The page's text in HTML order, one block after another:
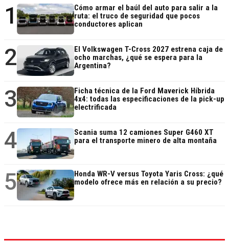
1
Cómo armar el baúl del auto para salir a la
ruta: el truco de seguridad que pocos
conductores aplican
2
El Volkswagen T-Cross 2027 estrena caja de
ocho marchas, ¿qué se espera para la
Argentina?
3
Ficha técnica de la Ford Maverick Híbrida
4x4: todas las especificaciones de la pick-up
electrificada
4
Scania suma 12 camiones Super G460 XT
para el transporte minero de alta montaña
5
Honda WR-V versus Toyota Yaris Cross: ¿qué
modelo ofrece más en relación a su precio?